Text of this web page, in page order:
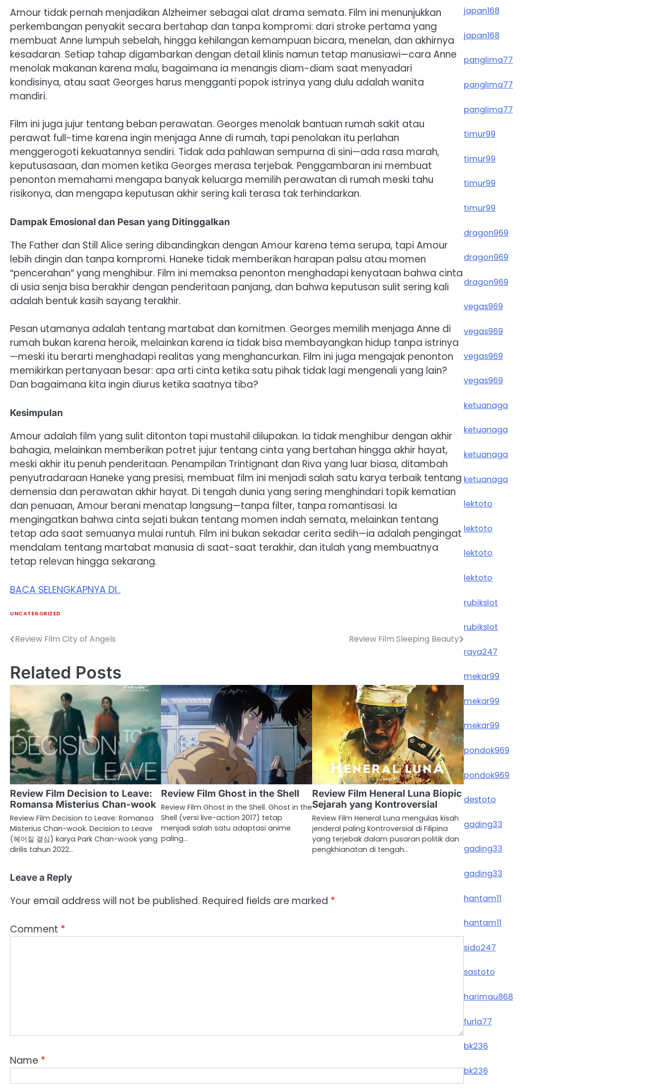
Amour tidak pernah menjadikan Alzheimer sebagai alat drama semata. Film ini menunjukkan
perkembangan penyakit secara bertahap dan tanpa kompromi: dari stroke pertama yang
membuat Anne lumpuh sebelah, hingga kehilangan kemampuan bicara, menelan, dan akhirnya
kesadaran. Setiap tahap digambarkan dengan detail klinis namun tetap manusiawi—cara Anne
menolak makanan karena malu, bagaimana ia menangis diam-diam saat menyadari
kondisinya, atau saat Georges harus mengganti popok istrinya yang dulu adalah wanita
mandiri.
Film ini juga jujur tentang beban perawatan. Georges menolak bantuan rumah sakit atau
perawat full-time karena ingin menjaga Anne di rumah, tapi penolakan itu perlahan
menggerogoti kekuatannya sendiri. Tidak ada pahlawan sempurna di sini—ada rasa marah,
keputusasaan, dan momen ketika Georges merasa terjebak. Penggambaran ini membuat
penonton memahami mengapa banyak keluarga memilih perawatan di rumah meski tahu
risikonya, dan mengapa keputusan akhir sering kali terasa tak terhindarkan.
Dampak Emosional dan Pesan yang Ditinggalkan
The Father dan Still Alice sering dibandingkan dengan Amour karena tema serupa, tapi Amour
lebih dingin dan tanpa kompromi. Haneke tidak memberikan harapan palsu atau momen
“pencerahan” yang menghibur. Film ini memaksa penonton menghadapi kenyataan bahwa cinta
di usia senja bisa berakhir dengan penderitaan panjang, dan bahwa keputusan sulit sering kali
adalah bentuk kasih sayang terakhir.
Pesan utamanya adalah tentang martabat dan komitmen. Georges memilih menjaga Anne di
rumah bukan karena heroik, melainkan karena ia tidak bisa membayangkan hidup tanpa istrinya
—meski itu berarti menghadapi realitas yang menghancurkan. Film ini juga mengajak penonton
memikirkan pertanyaan besar: apa arti cinta ketika satu pihak tidak lagi mengenali yang lain?
Dan bagaimana kita ingin diurus ketika saatnya tiba?
Kesimpulan
Amour adalah film yang sulit ditonton tapi mustahil dilupakan. Ia tidak menghibur dengan akhir
bahagia, melainkan memberikan potret jujur tentang cinta yang bertahan hingga akhir hayat,
meski akhir itu penuh penderitaan. Penampilan Trintignant dan Riva yang luar biasa, ditambah
penyutradaraan Haneke yang presisi, membuat film ini menjadi salah satu karya terbaik tentang
demensia dan perawatan akhir hayat. Di tengah dunia yang sering menghindari topik kematian
dan penuaan, Amour berani menatap langsung—tanpa filter, tanpa romantisasi. Ia
mengingatkan bahwa cinta sejati bukan tentang momen indah semata, melainkan tentang
tetap ada saat semuanya mulai runtuh. Film ini bukan sekadar cerita sedih—ia adalah pengingat
mendalam tentang martabat manusia di saat-saat terakhir, dan itulah yang membuatnya
tetap relevan hingga sekarang.
BACA SELENGKAPNYA DI..
UNCATEGORIZED
Post
Review Film City of Angels Review Film Sleeping Beauty
Related Posts
Review Film Decision to Leave:
Romansa Misterius Chan-wook
Review Film Decision to Leave: Romansa
Misterius Chan-wook. Decision to Leave
(헤어질 결심) karya Park Chan-wook yang
dirilis tahun 2022…
Review Film Ghost in the Shell
Review Film Ghost in the Shell. Ghost in the
Shell (versi live-action 2017) tetap
menjadi salah satu adaptasi anime
paling…
Review Film Heneral Luna Biopic
Sejarah yang Kontroversial
Review Film Heneral Luna mengulas kisah
jenderal paling kontroversial di Filipina
yang terjebak dalam pusaran politik dan
pengkhianatan di tengah…
Leave a Reply
Your email address will not be published. Required fields are marked *
Comment *
Name *
japan168
japan168
panglima77
panglima77
panglima77
timur99
timur99
timur99
timur99
dragon969
dragon969
dragon969
vegas969
vegas969
vegas969
vegas969
ketuanaga
ketuanaga
ketuanaga
ketuanaga
lektoto
lektoto
lektoto
lektoto
rubikslot
rubikslot
raya247
mekar99
mekar99
mekar99
pondok969
pondok969
destoto
gading33
gading33
gading33
hantam11
hantam11
sido247
sastoto
harimau868
furla77
bk236
bk236